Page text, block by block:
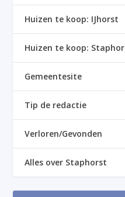
Huizen te koop: IJhorst
Huizen te koop:
Gemeentesite
Tip de redactie
Verloren/Gevonden
Alles over Staphorst